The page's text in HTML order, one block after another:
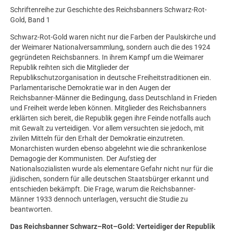
Schriftenreihe zur Geschichte des Reichsbanners Schwarz-Rot-
Gold, Band 1
Schwarz-Rot-Gold waren nicht nur die Farben der Paulskirche und
der Weimarer Nationalversammlung, sondern auch die des 1924
gegründeten Reichsbanners. In ihrem Kampf um die Weimarer
Republik reihten sich die Mitglieder der
Republikschutzorganisation in deutsche Freiheitstraditionen ein.
Parlamentarische Demokratie war in den Augen der
Reichsbanner-Männer die Bedingung, dass Deutschland in Frieden
und Freiheit werde leben können. Mitglieder des Reichsbanners
erklärten sich bereit, die Republik gegen ihre Feinde notfalls auch
mit Gewalt zu verteidigen. Vor allem versuchten sie jedoch, mit
zivilen Mitteln für den Erhalt der Demokratie einzutreten.
Monarchisten wurden ebenso abgelehnt wie die schrankenlose
Demagogie der Kommunisten. Der Aufstieg der
Nationalsozialisten wurde als elementare Gefahr nicht nur für die
jüdischen, sondern für alle deutschen Staatsbürger erkannt und
entschieden bekämpft. Die Frage, warum die Reichsbanner-
Männer 1933 dennoch unterlagen, versucht die Studie zu
beantworten.
Das Reichsbanner Schwarz–Rot–Gold: Verteidiger der Republik